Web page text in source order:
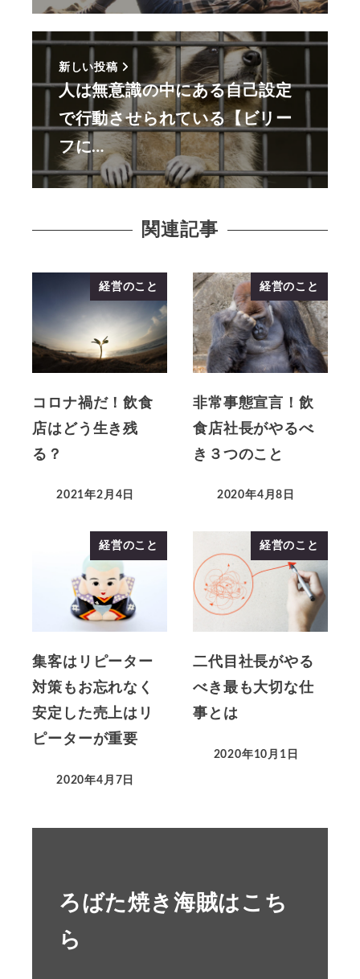
新しい投稿
人は無意識の中にある自己設定
で行動させられている【ビリー
フに…
関連記事
経営のこと
コロナ禍だ！飲食
店はどう生き残
る？
2021年2月4日
経営のこと
非常事態宣言！飲
食店社長がやるべ
き３つのこと
2020年4月8日
経営のこと
集客はリピーター
対策もお忘れなく
安定した売上はリ
ピーターが重要
2020年4月7日
経営のこと
二代目社長がやる
べき最も大切な仕
事とは
2020年10月1日
ろばた焼き海賊はこち
ら